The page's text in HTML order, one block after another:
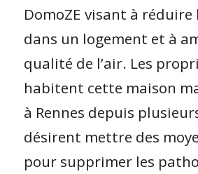
DomoZE visant à réduire
dans un logement et à
qualité de l’air. Les
habitent cette maison
à Rennes depuis
désirent mettre des
pour supprimer les